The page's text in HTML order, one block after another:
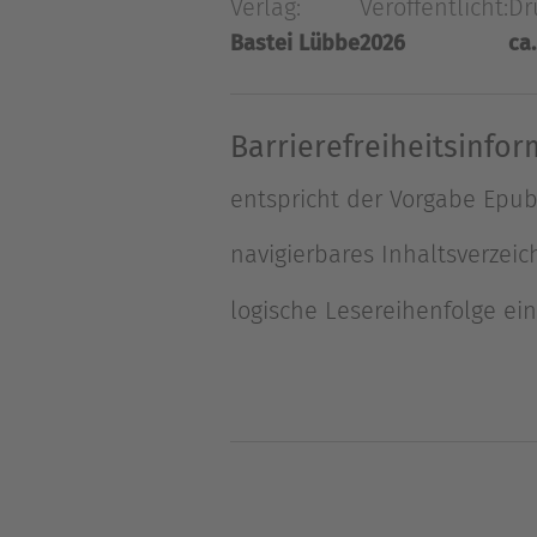
die steinerne Brücke gut
nicht der kleinste Stein ist
Gewehre lehnen griffbereit
Verlag:
Bastei Lübbe
Veröffentlicht:
2026
entspricht der Vorgabe
navigierbares
logische Lesereihenfolge